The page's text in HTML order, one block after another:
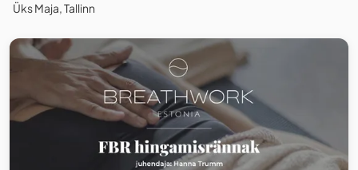
Üks Maja, Tallinn